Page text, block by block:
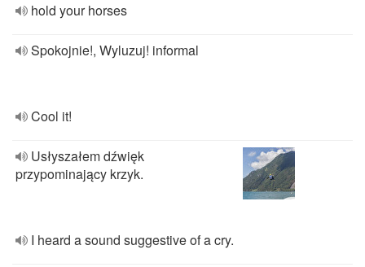
hold your horses
Spokojnie!, Wyluzuj! informal
Cool it!
Usłyszałem dźwięk
przypominający krzyk.
I heard a sound suggestive of a cry.